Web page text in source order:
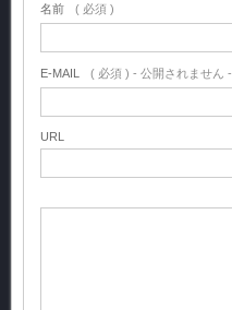
名前 ( 必須 )
E-MAIL ( 必須 ) - 公開されません -
URL